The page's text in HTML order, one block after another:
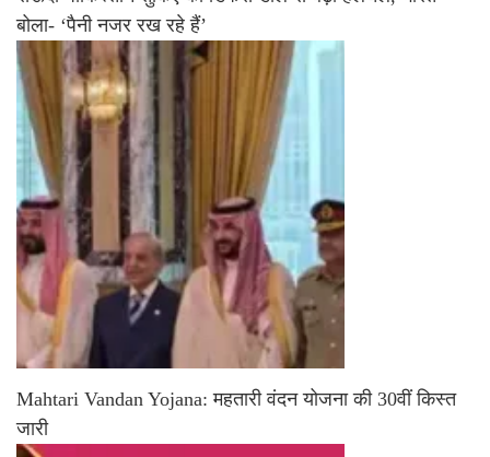
बोला- ‘पैनी नजर रख रहे हैं’
Mahtari Vandan Yojana: महतारी वंदन योजना की 30वीं किस्त
जारी